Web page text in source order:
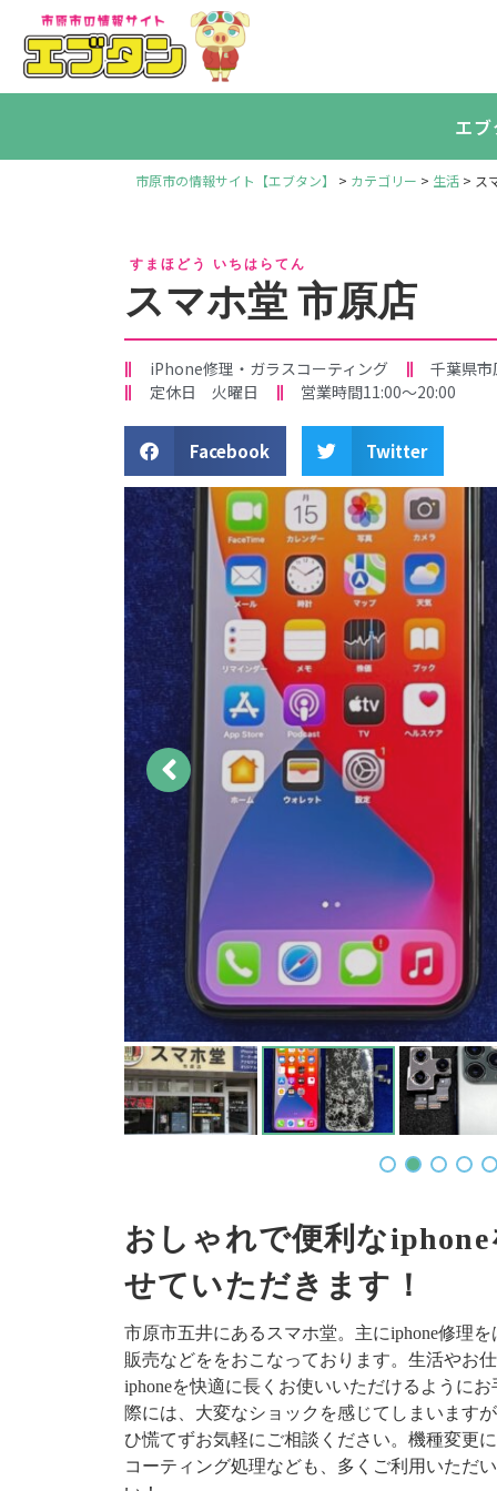
エ
市原市の情報サイト【エブタン】 > カテゴリー > 生活 > ス
すまほどう いちはらてん
スマホ堂 市原店
iPhone修理・ガラスコーティング
千葉県
定休日 火曜日
営業時間11:00〜20:00
Facebook Twitter
おしゃれで便利な
せていただきます！
市原市五井にあるスマホ堂。主にiphone修理
販売などををおこなっております。生活やお
iphoneを快適に長くお使いいただけるように
際には、大変なショックを感じてしまいます
ひ慌てずお気軽にご相談ください。機種変更
コーティング処理なども、多くご利用いただ